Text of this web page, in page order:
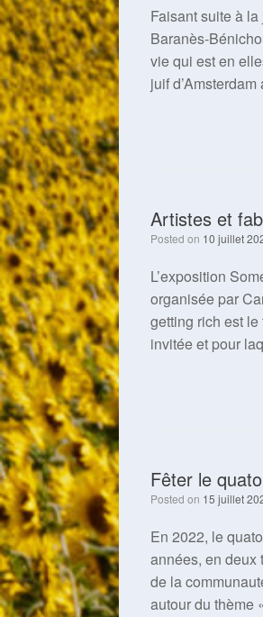
Faisant suite à
Baranès-
vie qui est en
juif
Artistes et
Posted on 10 juillet
L’exposition
organisée par
getting rich est
invitée et pour
Fêter le
Posted on 15 juillet
En 2022, le
années, en deux
de la
autour du thème